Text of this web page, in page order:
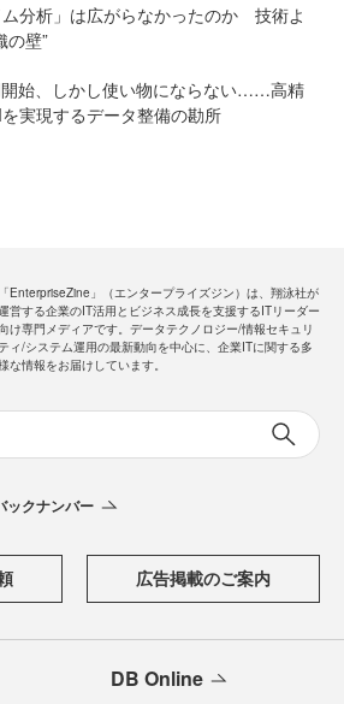
分析」は広がらなかったのか 技術よ
の壁”
始、しかし使い物にならない……高精
実現するデータ整備の勘所
「EnterpriseZine」（エンタープライズジン）は、翔泳社が
営する企業のIT活用とビジネス成長を支援するITリーダー
け専門メディアです。データテクノロジー/情報セキュリ
ティ/システム運用の最新動向を中心に、企業ITに関する多
な情報をお届けしています。
ックナンバー
広告掲載のご案内
DB Online